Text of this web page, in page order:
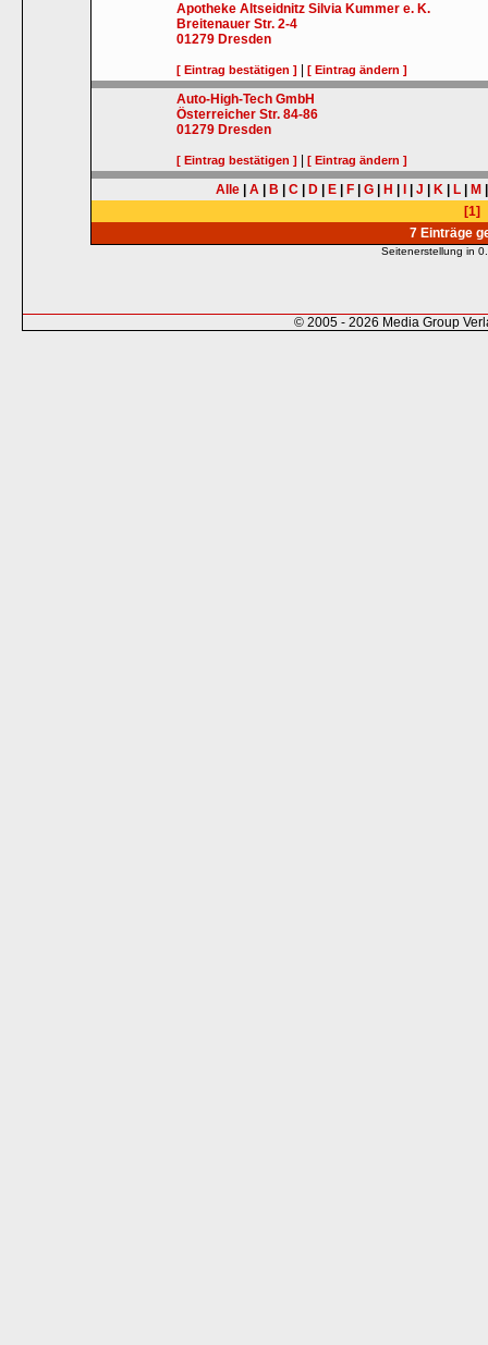
Apotheke Altseidnitz Silvia Kummer e. K.
Breitenauer Str. 2-4
01279 Dresden
[ Eintrag bestätigen ] |[ Eintrag ändern ]
Auto-High-Tech GmbH
Österreicher Str. 84-86
01279 Dresden
[ Eintrag bestätigen ] |[ Eintrag ändern ]
Alle A B C D E F G H J K L M
[1]
7 Einträge
Seitenerstellung in
© 2005 - 2026 Media Group